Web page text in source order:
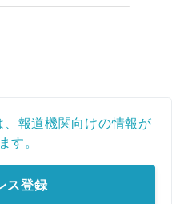
報道機関向けの情報が
す。
ス登録